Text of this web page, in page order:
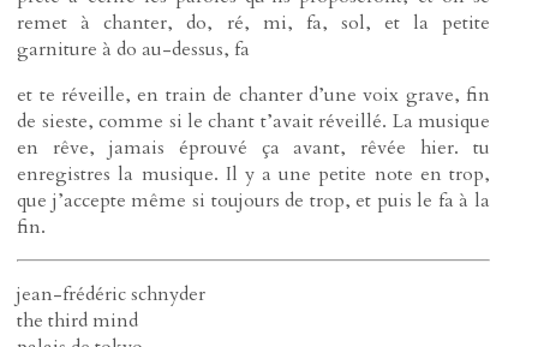
remet à chanter, do, ré, mi, fa, sol, et la petite
garniture à do au-dessus, fa
et te réveille, en train de chanter d’une voix grave, fin
de sieste, comme si le chant t’avait réveillé. La musique
en rêve, jamais éprouvé ça avant, rêvée hier. tu
enregistres la musique. Il y a une petite note en trop,
que j’accepte même si toujours de trop, et puis le fa à la
fin.
jean-frédéric schnyder
the third mind